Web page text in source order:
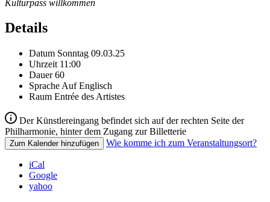
Kulturpass willkommen
Details
Datum Sonntag 09.03.25
Uhrzeit 11:00
Dauer 60
Sprache Auf Englisch
Raum Entrée des Artistes
Der Künstlereingang befindet sich auf der rechten Seite der
Philharmonie, hinter dem Zugang zur Billetterie
Zum Kalender hinzufügen Wie komme ich zum Veranstaltungsort?
iCal
Google
yahoo